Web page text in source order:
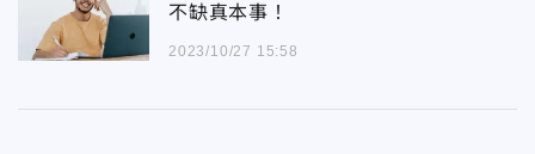
不缺真本事！
2023/10/27 15:58